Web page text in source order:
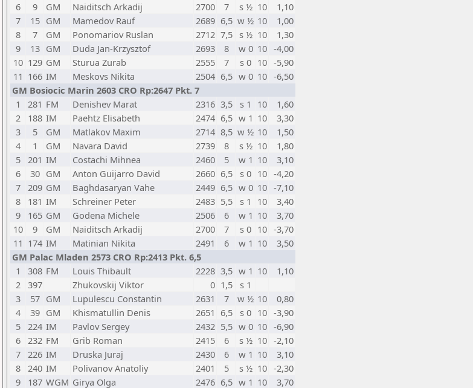
6
9 GM Naiditsch Arkadij 2700 7 s ½ 10
1,10
7
15 GM Mamedov Rauf 2689 6,5 w ½ 10
1,00
8
7 GM Ponomariov Ruslan 2712 7,5 s ½ 10
1,30
9
13 GM Duda Jan-Krzysztof 2693 8 w 0 10 -4,00
10 129 GM Sturua Zurab 2555 7 s 0 10 -5,90
11 166 IM Meskovs Nikita 2504 6,5 w 0 10 -6,50
GM Bosiocic Marin 2603 CRO Rp:2647 Pkt. 7
1
281 FM Denishev Marat 2316 3,5 s 1 10
1,60
2
188 IM Paehtz Elisabeth 2474 6,5 w 1 10
3,30
3
5 GM Matlakov Maxim 2714 8,5 w ½ 10
1,50
4
1 GM Navara David 2739 8 s ½ 10
1,80
5 201 IM Costachi Mihnea 2460 5 w 1 10
3,10
6
30 GM Anton Guijarro David 2660 6,5 s 0 10 -4,20
7 209 GM Baghdasaryan Vahe 2449 6,5 w 0 10 -7,10
8
181 IM Schreiner Peter 2483 5,5 s 1 10
3,40
9
165 GM Godena Michele 2506 6 w 1 10
3,70
10
9 GM Naiditsch Arkadij 2700 7 s 0 10 -3,70
11 174 IM Matinian Nikita 2491 6 w 1 10
3,50
GM Palac Mladen 2573 CRO Rp:2413 Pkt. 6,5
1
308 FM Louis Thibault 2228 3,5 w 1 10
1,10
2 397 Zhukovskij Viktor 0 1,5
s 1
3
57 GM Lupulescu Constantin 2631 7 w ½ 10
0,80
4
39 GM Khismatullin Denis 2651 6,5 s 0 10 -3,90
5 224 IM Pavlov Sergey 2432 5,5 w 0 10 -6,90
6 232 FM Grib Roman 2415 6 s ½ 10 -2,10
7 226 IM Druska Juraj 2430 6 w 1 10
3,10
8 240 IM Polivanov Anatoliy 2401 5 s ½ 10 -2,30
9
187 WGM Girya Olga 2476 6,5 w 1 10 3,70